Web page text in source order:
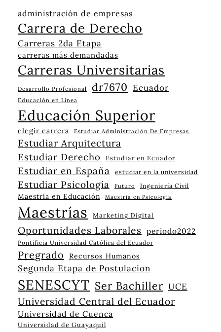
administración de empresas
Carrera de Derecho
Carreras 2da Etapa
carreras más demandadas
Carreras Universitarias
Desarrollo Profesional dr7670 Ecuador
Educación en Línea
Educación Superior
elegir carrera Estudiar Administración De Empresas
Estudiar Arquitectura
Estudiar Derecho
Estudiar en Ecuador
Estudiar en España estudiar en la universidad
Estudiar Psicología Futuro Ingeniería Civil
Maestría en Educación Maestría en Psicología
Maestrías Marketing Digital
Oportunidades Laborales periodo2022
Pontificia Universidad Católica del Ecuador
Pregrado Recursos Humanos
Segunda Etapa de Postulacion
SENESCYT Ser Bachiller UCE
Universidad Central del Ecuador
Universidad de Cuenca
Universidad de Guayaquil